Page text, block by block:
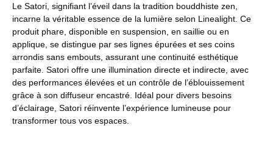
Le Satori, signifiant l’éveil dans la tradition bouddhiste zen,
incarne la véritable essence de la lumière selon Linealight. Ce
produit phare, disponible en suspension, en saillie ou en
applique, se distingue par ses lignes épurées et ses coins
arrondis sans embouts, assurant une continuité esthétique
parfaite. Satori offre une illumination directe et indirecte, avec
des performances élevées et un contrôle de l’éblouissement
grâce à son diffuseur encastré. Idéal pour divers besoins
d’éclairage, Satori réinvente l’expérience lumineuse pour
transformer tous vos espaces.